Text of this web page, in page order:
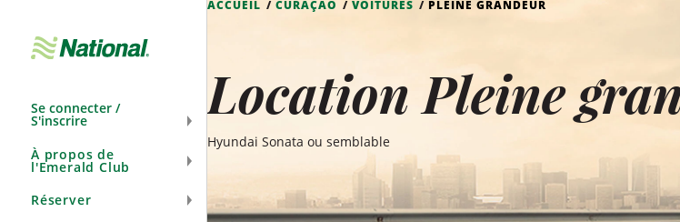
navigation
Se connecter /
S'inscrire
À propos de
l'Emerald Club
Réserver
ACCUEIL CURAÇAO VOITURES PLEINE GRANDEUR
Location Pleine
Hyundai Sonata ou semblable